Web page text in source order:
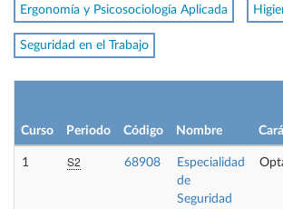
Ergonomía y Psicosociología Aplicada
Seguridad en el Trabajo
Curso Periodo Código Nombre
1 S2 68908
Especialidad
de
Seguridad